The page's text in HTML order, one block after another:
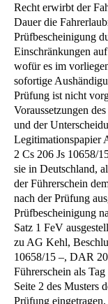
Recht erwirbt der
Dauer die
Prüfbescheinigung
Einschränkungen
wofür es im
sofortige
Prüfung ist nicht
Voraussetzungen
und der
Legitimationspapier
2 Cs 206 Js 10658/
sie in Deutschland,
der Führerschein
nach der Prüfung
Prüfbescheinigung
Satz 1 FeV
zu AG Kehl,
10658/15 –, DAR
Führerschein als
Seite 2 des Musters
Prüfung